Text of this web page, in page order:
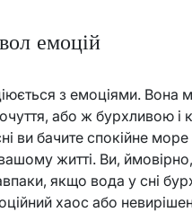
емоцій
з емоціями. Вона
або ж бурхливою і
ви бачите спокійне
житті. Ви, ймовірно,
якщо вода у сні
хаос або